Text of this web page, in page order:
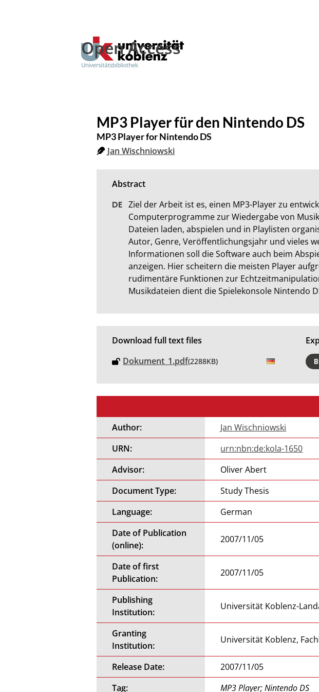
Open Access
MP3 Player für den Nintendo DS
MP3 Player for Nintendo DS
Jan Wischniowski
Ziel der Arbeit ist es, einen MP3-Player zu
Computerprogramme zur Wiedergabe von
Dateien laden, abspielen und in Playlisten
Autor, Genre, Veröffentlichungsjahr und vieles
Informationen soll die Software auch beim
anzeigen. Hier scheitern die meisten Player
rudimentäre Funktionen zur
Musikdateien dient die Spielekonsole Nintendo
Download full text files
Dokument_1.pdf(2288KB)
Author:
Jan Wischniowski
URN:
urn:nbn:de:kola-1650
Advisor:
Oliver Abert
Document Type:
Study Thesis
Language:
German
Date of Publication
(online):
2007/11/05
Date of first
Publication:
2007/11/05
Publishing
Institution:
Universität Koblenz-
Granting
Institution:
Universität Koblenz,
Release Date:
2007/11/05
Tag:
MP3 Player; Nintendo DS